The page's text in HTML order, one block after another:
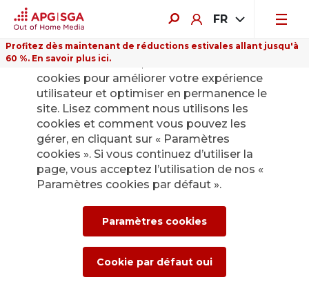
FR
Profitez dès maintenant de réductions estivales allant jusqu'à
60 %. En savoir plus ici.
Retour
Service de presse
d’APG|SGA pour les
actualités et les
communiqués de
Sur ce site Internet, nous utilisons des
cookies pour améliorer votre expérience
utilisateur et optimiser en permanence le
site. Lisez comment nous utilisons les
cookies et comment vous pouvez les
gérer, en cliquant sur « Paramètres
cookies ». Si vous continuez d’utiliser la
page, vous acceptez l’utilisation de nos «
Paramètres cookies par défaut ».
Paramètres cookies
Cookie par défaut oui